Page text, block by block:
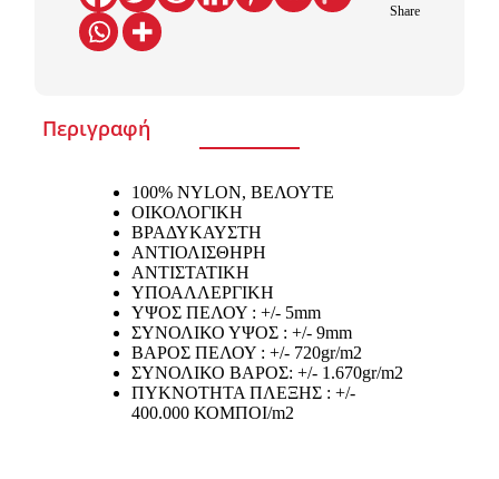
Share
Περιγραφή
100% NYLON, ΒΕΛΟΥΤΕ
ΟΙΚΟΛΟΓΙΚΗ
ΒΡΑΔΥΚΑΥΣΤΗ
ΑΝΤΙΟΛΙΣΘΗΡΗ
ΑΝΤΙΣΤΑΤΙΚΗ
ΥΠΟΑΛΛΕΡΓΙΚΗ
ΥΨΟΣ ΠΕΛΟΥ : +/- 5mm
ΣΥΝΟΛΙΚΟ ΥΨΟΣ : +/- 9mm
ΒΑΡΟΣ ΠΕΛΟΥ : +/- 720gr/m2
ΣΥΝΟΛΙΚΟ ΒΑΡΟΣ: +/- 1.670gr/m2
ΠΥΚΝΟΤΗΤΑ ΠΛΕΞΗΣ : +/-
400.000 ΚΟΜΠΟΙ/m2